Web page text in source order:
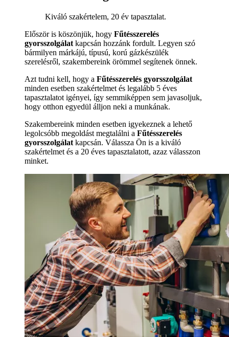
Kiváló szakértelem, 20 év tapasztalat.
Először is köszönjük, hogy Fűtésszerelés
gyorsszolgálat kapcsán hozzánk fordult. Legyen szó
bármilyen márkájú, típusú, korú gázkészülék
szerelésről, szakembereink örömmel segítenek önnek.
Azt tudni kell, hogy a Fűtésszerelés gyorsszolgálat
minden esetben szakértelmet és legalább 5 éves
tapasztalatot igényei, így semmiképpen sem javasoljuk,
hogy otthon egyedül álljon neki a munkának.
Szakembereink minden esetben igyekeznek a lehető
legolcsóbb megoldást megtalálni a Fűtésszerelés
gyorsszolgálat kapcsán. Válassza Ön is a kiváló
szakértelmet és a 20 éves tapasztalatott, azaz válasszon
minket.